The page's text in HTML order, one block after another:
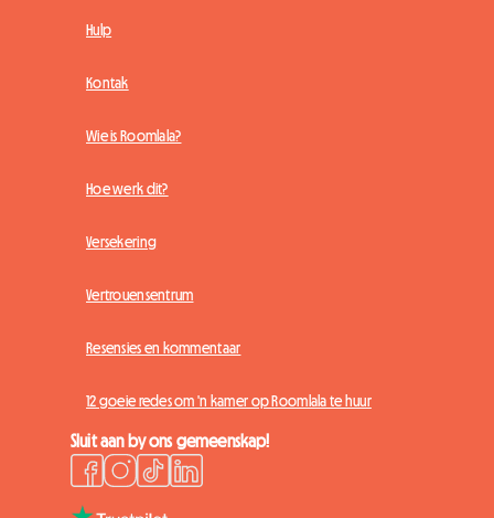
Hulp
Kontak
Wie is Roomlala?
Hoe werk dit?
Versekering
Vertrouensentrum
Resensies en kommentaar
12 goeie redes om 'n kamer op Roomlala te huur
Sluit aan by ons gemeenskap!